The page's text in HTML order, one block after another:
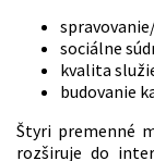
sociálne
kvalita
budovanie
Štyri premenné
rozširuje do